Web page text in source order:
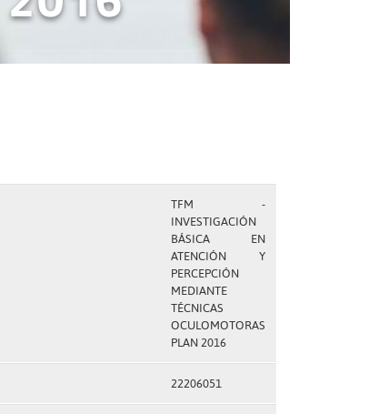
TFM -
INVESTIGACIÓN
BÁSICA EN
ATENCIÓN Y
PERCEPCIÓN
MEDIANTE
TÉCNICAS
OCULOMOTORAS
PLAN 2016
22206051